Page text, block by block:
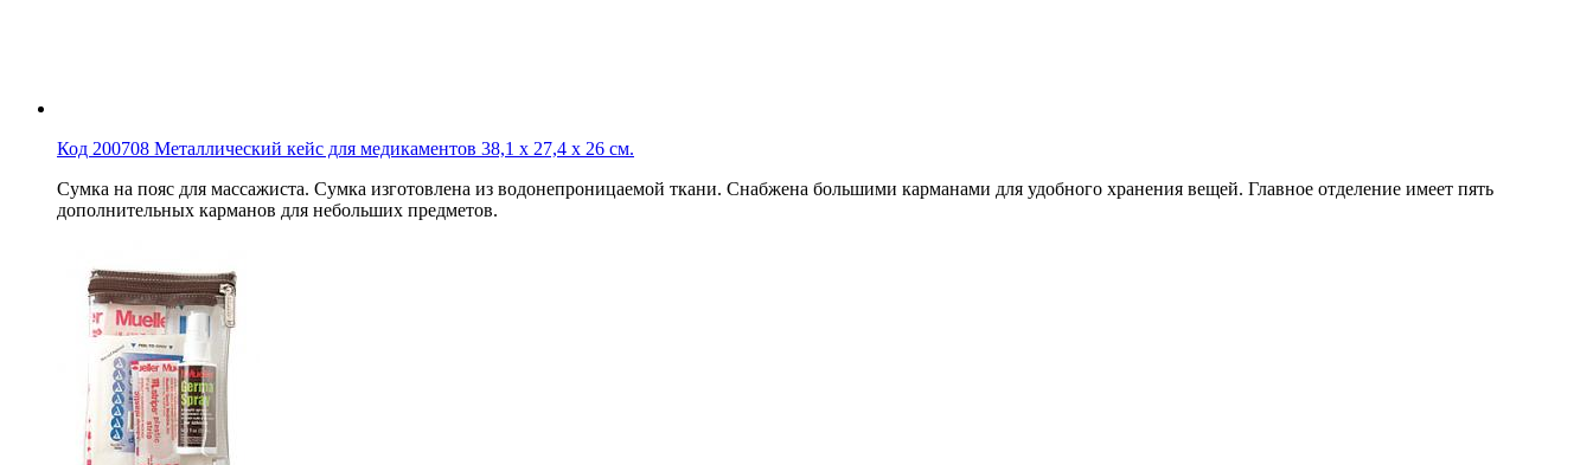
Код 200708 Металлический кейс для медикаментов 38,1 х 27,4 х 26 см.
Сумка на пояс для массажиста. Сумка изготовлена из водонепроницаемой ткани. Снабжена большими карманами для удобного хранения вещей. Главное отделение имеет пять
дополнительных карманов для небольших предметов.